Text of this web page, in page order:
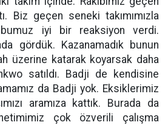
Biz geçen seneki takımımızla
iyi bir reaksiyon verdi.
gördük. Kazanamadık bunun
üzerine katarak koyarsak daha
satıldı. Badji de kendisine
da Badji yok. Eksiklerimiz
aramıza kattık. Burada da
çok özverili çalışma